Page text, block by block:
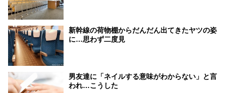
新幹線の荷物棚からだんだん出てきたヤツの姿
に…思わず二度見
男友達に「ネイルする意味がわからない」と言
われ…こうした